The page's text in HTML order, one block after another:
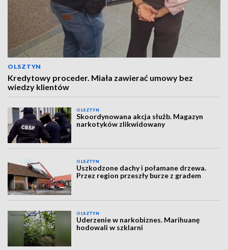
OLSZTYN
Kredytowy proceder. Miała zawierać umowy bez
wiedzy klientów
OLSZTYN
Skoordynowana akcja służb. Magazyn
narkotyków zlikwidowany
OLSZTYN
Uszkodzone dachy i połamane drzewa.
Przez region przeszły burze z gradem
OLSZTYN
Uderzenie w narkobiznes. Marihuanę
hodowali w szklarni